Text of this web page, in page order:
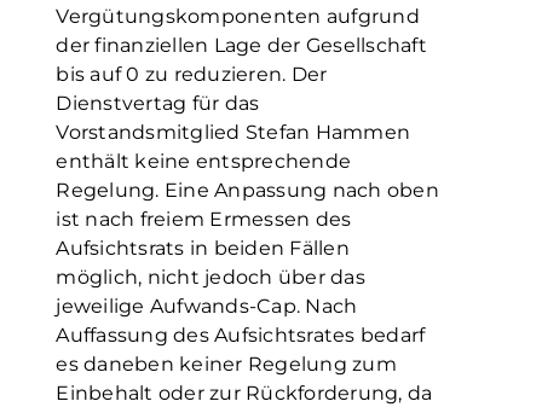
Vergütungskomponenten aufgrund
der finanziellen Lage der Gesellschaft
bis auf 0 zu reduzieren. Der
Dienstvertag für das
Vorstandsmitglied Stefan Hammen
enthält keine entsprechende
Regelung. Eine Anpassung nach oben
ist nach freiem Ermessen des
Aufsichtsrats in beiden Fällen
möglich, nicht jedoch über das
jeweilige Aufwands-Cap. Nach
Auffassung des Aufsichtsrates bedarf
es daneben keiner Regelung zum
Einbehalt oder zur Rückforderung, da